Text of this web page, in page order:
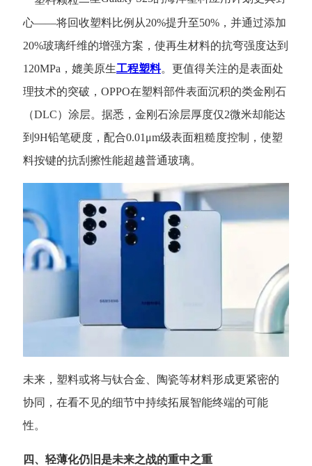
心——将回收塑料比例从20%提升至50%，并通过添加
20%玻璃纤维的增强方案，使再生材料的抗弯强度达到
120MPa，媲美原生工程塑料。更值得关注的是表面处
理技术的突破，OPPO在塑料部件表面沉积的类金刚石
（DLC）涂层。据悉，金刚石涂层厚度仅2微米却能达
到9H铅笔硬度，配合0.01μm级表面粗糙度控制，使塑
料按键的抗刮擦性能超越普通玻璃。
未来，塑料或将与钛合金、陶瓷等材料形成更紧密的
协同，在看不见的细节中持续拓展智能终端的可能
性。
四、轻薄化仍旧是未来之战的重中之重